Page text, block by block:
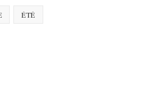
ÉTÉ